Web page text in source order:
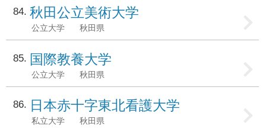
84 秋田公立美術大学
公立大学 秋田県
85 国際教養大学
公立大学 秋田県
86 日本赤十字東北看護大学
私立大学 秋田県